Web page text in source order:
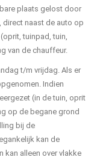
plaats gelost door
direct naast de auto op
tuinpad, tuin,
van de chauffeur.
t/m vrijdag. Als er
Indien
(in de tuin, oprit
op de begane grond
bij de
kan de
kan alleen over vlakke